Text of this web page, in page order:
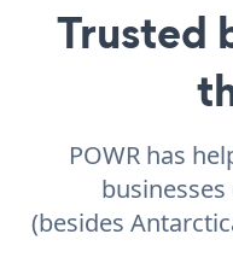
Trusted
POWR has
(besides